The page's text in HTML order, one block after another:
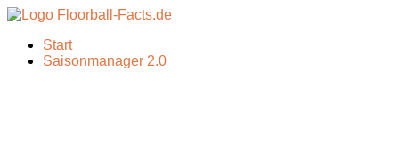
Start
Saisonmanager 2.0